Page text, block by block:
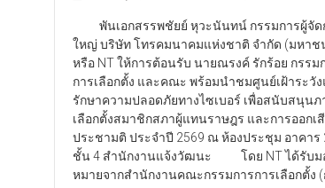
พันเอกสรรพชัยย์ หุวะนันทน์ กรรมการผู้จัด
ใหญ่ บริษัท โทรคมนาคมแห่งชาติ จำกัด (มหาช
หรือ NT ให้การต้อนรับ นายณรงค์ รักร้อย กรรม
การเลือกตั้ง และคณะ พร้อมนำชมศูนย์เฝ้าระวั
รักษาความปลอดภัยทางไซเบอร์ เพื่อสนับสนุนภ
เลือกตั้งสมาชิกสภาผู้แทนราษฎร และการออกเ
ประชามติ ประจำปี 2569 ณ ห้องประชุม อาคาร
ชั้น 4 สำนักงานแจ้งวัฒนะ โดย NT ได้รับม
หมายจากสำนักงานคณะกรรมการการเลือกตั้ง (